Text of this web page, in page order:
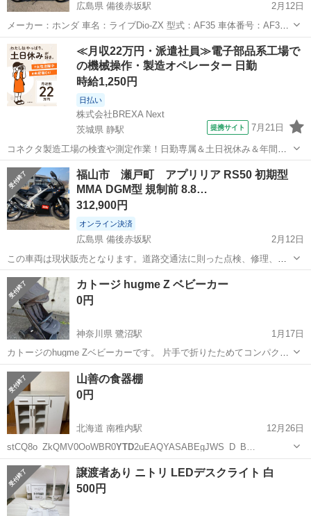
広島県 備後赤坂駅
2月12日
メーカー：ホンダ 車名：ライブDio-ZX 型式：AF35 車体番号：AF35-
15**386 走行距離： 4,391km、実走行 タイヤ：フロント 8 分山・
リア 8 分山 ブレーキパッド：フロント 6 分・リ...
広島 福山市 備後赤坂駅 ホンダ Dio
≪月収22万円・派遣社員≫電子部品系工場で
の機械操作・製造オペレーター 日勤
時給1,250円
日払い
株式会社BREXA Next
茨城県 静駅
提携サイト 7月21日
コネクタ製造工場の検査や測定作業！日勤専属＆土日祝休み＆年間休
日128日★クリーンルーム内作業★マイカー通勤OK＆無料駐車場あり
★就業先食堂利用可！日払い制度あり！《茨城県常陸大宮市》 人気の
工場のお仕事 ◇コネクタ製造工...
茨城 常陸大宮市 静駅 その他
福山市 瀬戸町 アプリリア RS50 初期型
MMA DGM型 規制前 8.8…
312,900円
オンライン決済
広島県 備後赤坂駅
2月12日
この車両は現状販売となります。道路交通法に則った点検、修理、車
検、カスタム等を行ってお乗りください。 落札された場合、運送会社
などの日程により到着が遅れることが有ります。 メーカー：アプリリ
ア 車名：RS50 ...
広島 福山市 備後赤坂駅 アプリリア
カトージ hugme Z ベビーカー
0円
神奈川県 鷺沼駅
1月17日
カトージのhugme Zベビーカーです。 片手で折りたためてコンパクト
です。 2022年に新品で購入し、昨年まで頻繁に使いました。 もう使
用しないので、手放すことにしました。 ・ブランド：カトージ
(KATOJI...
神奈川 川崎市 鷺沼駅 ベビー用品
山善の食器棚
0円
北海道 南稚内駅
12月26日
stCQ8o_ZkQMV0OoWBR0YTD2uEAQYASABEgJWS_D_B…
北海道 稚内市 南稚内駅 収納家具 山善
譲渡者あり ニトリ LEDデスクライト 白
500円